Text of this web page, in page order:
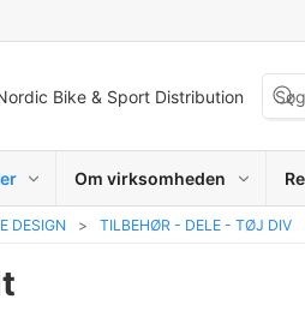
Bike & Sport Distribution
Om virksomheden
DESIGN TILBEHØR - DELE - TØJ DIV